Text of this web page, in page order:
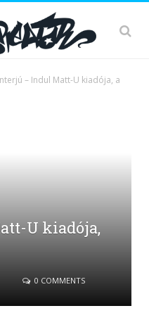
– Indul Matt-U kiadója, a
U kiadója,
0 COMMENTS